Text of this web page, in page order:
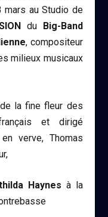
mars au Studio de
du Big-Band
, compositeur
milieux musicaux
la fine fleur des
et dirigé
verve, Thomas
Haynes à la